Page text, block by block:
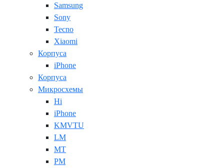
Samsung
Sony
Tecno
Xiaomi
Корпуса
iPhone
Корпуса
Микросхемы
Hi
iPhone
KMVTU
LM
MT
PM